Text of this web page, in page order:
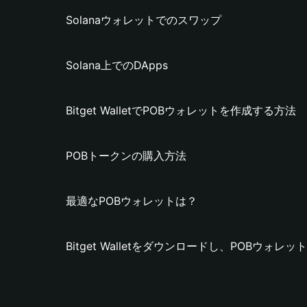
Solanaウォレットでのスワップ
Solana上でのDApps
Bitget WalletでPOBウォレットを作成する方法
POBトークンの購入方法
最適なPOBウォレットは？
Bitget Walletをダウンロードし、POBウォレッ